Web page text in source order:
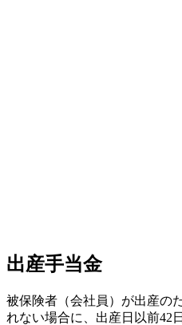
出産手当金
被保険者（会社員）が出産の
れない場合に、出産日以前42